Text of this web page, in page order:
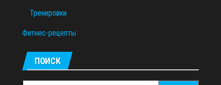
Тренировки
Фитнес-рецепты
ПОИСК